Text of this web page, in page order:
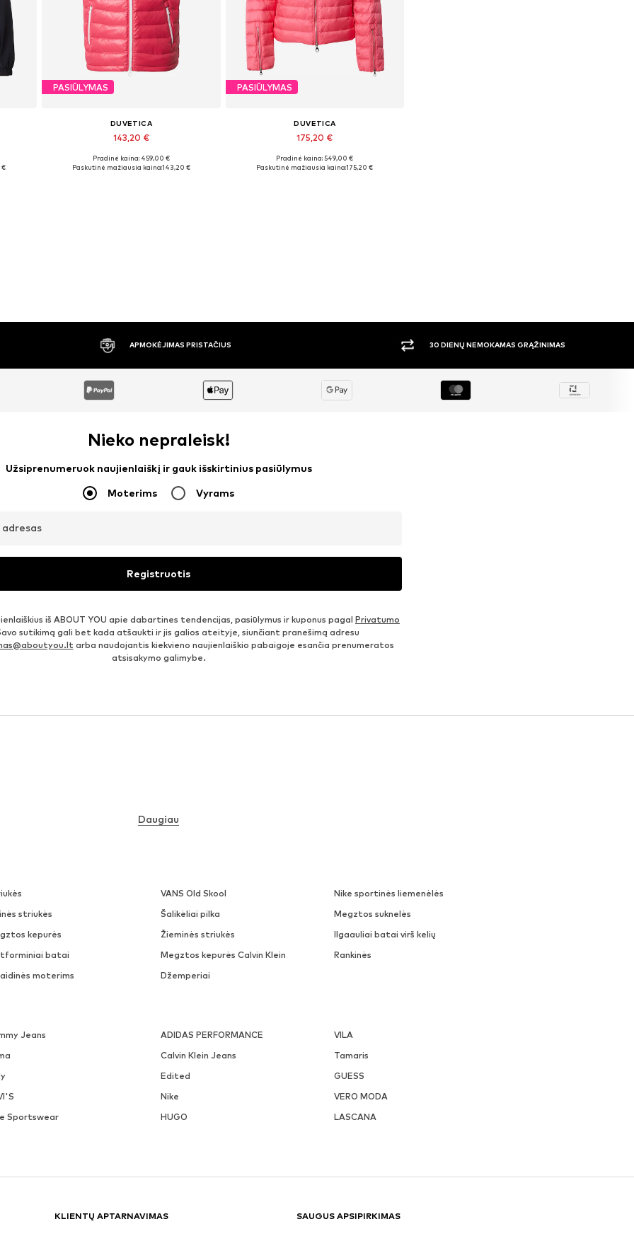
€
PASIŪLYMAS
DUVETICA
143,20 €
Galimi dydžiai: S
Pradinė kaina: 459,00 €
Paskutinė mažiausia kaina:143,20 €
PASIŪLYMAS
DUVETICA
175,20 €
Galimi dydžiai: S
Pradinė kaina: 549,00 €
Paskutinė mažiausia kaina:175,20 €
30 DIENŲ NEMOKAMAS GRĄŽINIMAS DIDELIS PASIRINKIMAS
Nieko nepraleisk!
Užsiprenumeruok naujienlaiškį ir gauk išskirtinius pasiūlymus
Moterims Vyrams
Registruotis
iš ABOUT YOU apie dabartines tendencijas, pasiūlymus ir kuponus pagal Privatumo
sutikimą gali bet kada atšaukti ir jis galios ateityje, siunčiant pranešimą adresu
arba naudojantis kiekvieno naujienlaiškio pabaigoje esančia prenumeratos
atsisakymo galimybe.
VANS Old Skool
Nike sportinės liemenėlės
striukės
Šalikėliai pilka
Megztos suknelės
kepurės
Žieminės striukės
Ilgaauliai batai virš kelių
batai
Megztos kepurės Calvin Klein
Rankinės
moterims
Džemperiai
Jeans ADIDAS PERFORMANCE
VILA
Calvin Klein Jeans
Tamaris
Edited
GUESS
Nike
VERO MODA
Sportswear
HUGO LASCANA
KLIENTŲ APTARNAVIMAS SAUGUS APSIPIRKIMAS
Daugiau